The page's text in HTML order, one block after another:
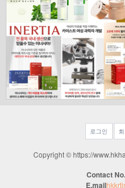
로그인
Copyright © https://
Contact No.
E.mail